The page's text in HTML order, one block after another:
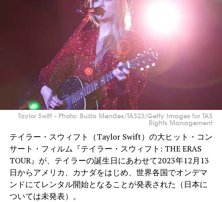
Taylor Swift - Photo: Buda Mendes/TAS23/Getty Images for TAS
Rights Management
テイラー・スウィフト（Taylor Swift）の大ヒット・コン
サート・フィルム『テイラー・スウィフト: THE ERAS
TOUR』が、テイラーの誕生日にあわせて2023年12月13
日からアメリカ、カナダをはじめ、世界各国でオンデマ
ンドにてレンタル開始となることが発表された（日本に
ついては未発表）。